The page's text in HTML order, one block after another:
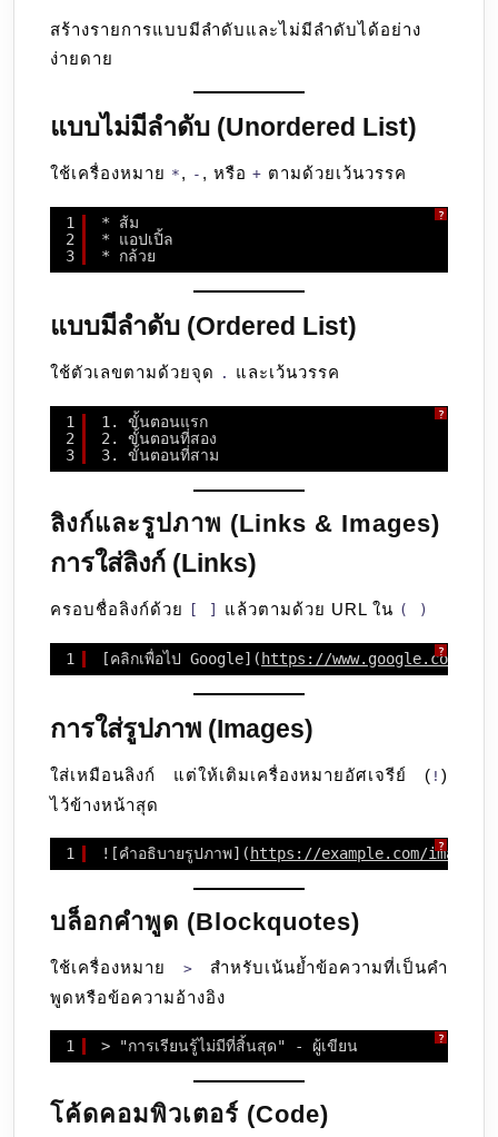
สร้างรายการแบบมีลำดับและไม่มีลำดับได้อย่าง
ง่ายดาย
แบบไม่มีลำดับ (Unordered List)
ใช้เครื่องหมาย * , - , หรือ + ตามด้วยเว้นวรรค
?
1
2
3
* ส้ม
* แอปเปิ้ล
* กล้วย
แบบมีลำดับ (Ordered List)
ใช้ตัวเลขตามด้วยจุด . และเว้นวรรค
?
1
2
3
1. ขั้นตอนแรก
2. ขั้นตอนที่สอง
3. ขั้นตอนที่สาม
ลิงก์และรูปภาพ (Links & Images)
การใส่ลิงก์ (Links)
ครอบชื่อลิงก์ด้วย แล้วตามด้วย URL ใน ( )
?
1 [คลิกเพื่อไป Google]( https://www.google.com
การใส่รูปภาพ (Images)
ใส่เหมือนลิงก์ แต่ให้เติมเครื่องหมายอัศเจรีย์ ( ! )
ไว้ข้างหน้าสุด
?
1 ![คำอธิบายรูปภาพ]( https://example.com/
บล็อกคำพูด (Blockquotes)
ใช้เครื่องหมาย > สำหรับเน้นย้ำข้อความที่เป็นคำ
พูดหรือข้อความอ้างอิง
?
1 > "การเรียนรู้ไม่มีที่สิ้นสุด" - ผู้เขียน
โค้ดคอมพิวเตอร์ (Code)